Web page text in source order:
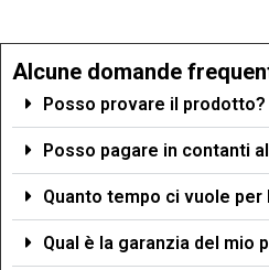
Alcune domande
Posso provare il prodotto?
Posso pagare in contanti
Quanto tempo ci vuole per
Qual è la garanzia del mio